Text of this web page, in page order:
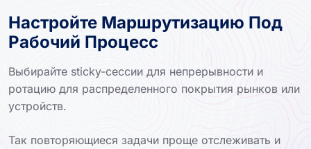
Настройте Маршрутизацию Под
Рабочий Процесс
Выбирайте sticky-сессии для непрерывности и
ротацию для распределенного покрытия рынков или
устройств.
Так повторяющиеся задачи проще отслеживать и